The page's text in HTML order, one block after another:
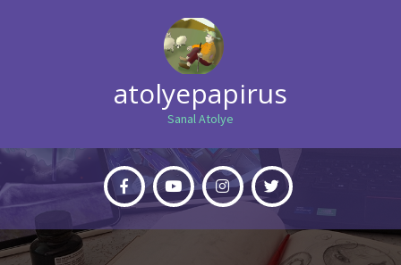
atolyepapirus
Sanal Atolye